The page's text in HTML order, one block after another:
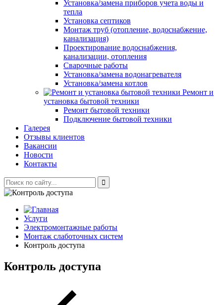
Установка/замена приборов учета воды и
тепла
Установка септиков
Монтаж труб (отопление, водоснабжение,
канализация)
Проектирование водоснабжения,
канализации, отопления
Сварочные работы
Установка/замена водонагревателя
Установка/замена котлов
Ремонт и
установка бытовой техники
Ремонт бытовой техники
Подключение бытовой техники
Галерея
Отзывы клиентов
Вакансии
Новости
Контакты
Услуги
Электромонтажные работы
Монтаж слаботочных систем
Контроль доступа
Контроль доступа